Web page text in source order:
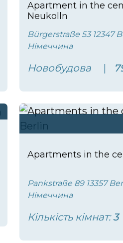
Apartment in the
Neukolln
Bürgerstraße 53 12347
Німеччина
Новобудова
Apartments in the
Pankstraße 89 13357
Німеччина
Кількість кімнат:3